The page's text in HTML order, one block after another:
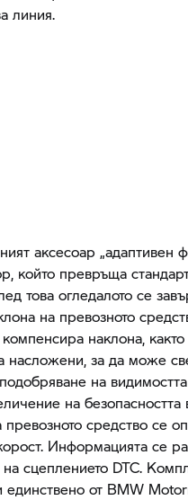
линия.
аксесоар „адаптивен
който превръща
това огледалото се
на превозното
наклона,
насложени, за да може
на
на безопасността
превозното средство се
Информацията се
сцеплението DTC.
единствено от BMW